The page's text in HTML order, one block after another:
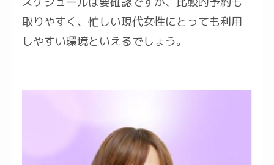
取りやすく、忙しい現代女性にとっても利用
しやすい環境といえるでしょう。